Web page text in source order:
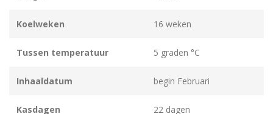
Koelweken 16 weken
Tussen temperatuur 5 graden °C
Inhaaldatum begin Februari
Kasdagen 22 dagen